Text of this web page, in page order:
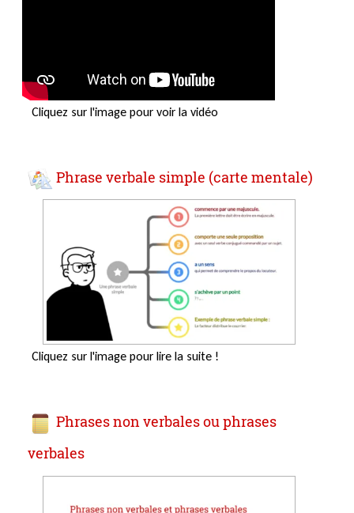
Cliquez sur l'image pour voir la vidéo
Phrase verbale simple (carte mentale)
Cliquez sur l'image pour lire la suite !
Phrases non verbales ou phrases
verbales